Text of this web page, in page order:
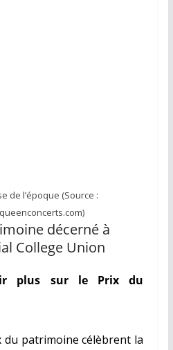
de l’époque (Source :
décerné à
College Union
plus sur le Prix du
du patrimoine célèbrent la